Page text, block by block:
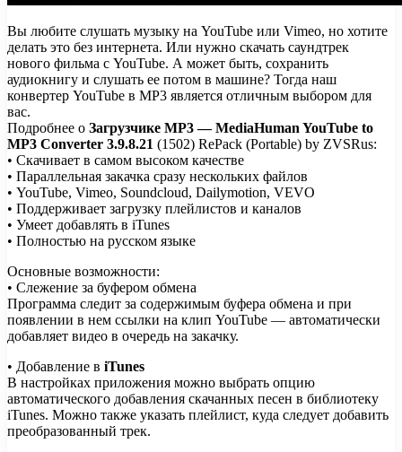
Вы любите слушать музыку на YouTube или Vimeo, но хотите
делать это без интернета. Или нужно скачать саундтрек
нового фильма с YouTube. А может быть, сохранить
аудиокнигу и слушать ее потом в машине? Тогда наш
конвертер YouTube в MP3 является отличным выбором для
вас.
Подробнее о Загрузчике MP3 — MediaHuman YouTube to
MP3 Converter 3.9.8.21 (1502) RePack (Portable) by ZVSRus:
• Скачивает в самом высоком качестве
• Параллельная закачка сразу нескольких файлов
• YouTube, Vimeo, Soundcloud, Dailymotion, VEVO
• Поддерживает загрузку плейлистов и каналов
• Умеет добавлять в iTunes
• Полностью на русском языке
Основные возможности:
• Слежение за буфером обмена
Программа следит за содержимым буфера обмена и при
появлении в нем ссылки на клип YouTube — автоматически
добавляет видео в очередь на закачку.
• Добавление в iTunes
В настройках приложения можно выбрать опцию
автоматического добавления скачанных песен в библиотеку
iTunes. Можно также указать плейлист, куда следует добавить
преобразованный трек.